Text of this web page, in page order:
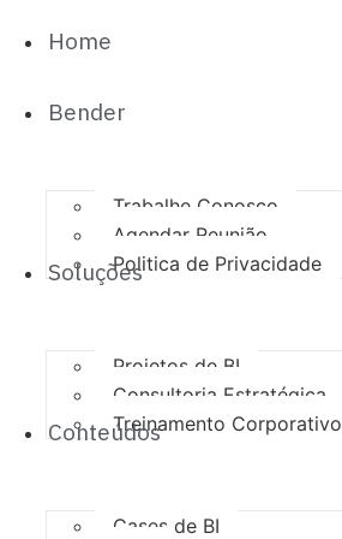
Home
Bender
Trabalhe Conosco
Agendar Reunião
Politica de Privacidade
Soluções
Projetos de BI
Consultoria Estratégica
Treinamento Corporativo
Conteúdos
Cases de BI